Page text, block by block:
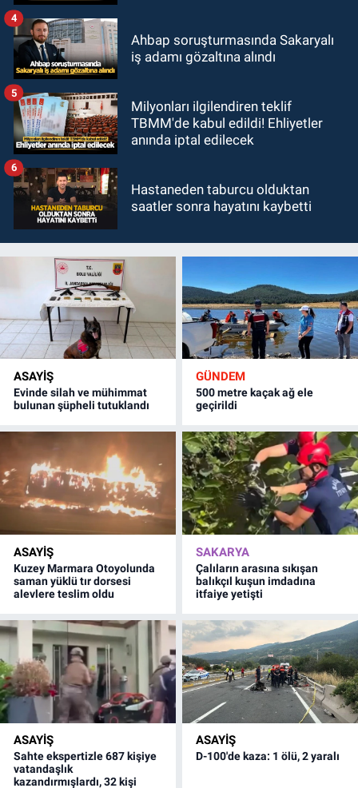
Ahbap soruşturmasında Sakaryalı
iş adamı gözaltına alındı
4
Milyonları ilgilendiren teklif
TBMM'de kabul edildi! Ehliyetler
anında iptal edilecek
5
Hastaneden taburcu olduktan
saatler sonra hayatını kaybetti
6
ASAYİŞ
Evinde silah ve mühimmat
bulunan şüpheli tutuklandı
GÜNDEM
500 metre kaçak ağ ele
geçirildi
ASAYİŞ
Kuzey Marmara Otoyolunda
saman yüklü tır dorsesi
alevlere teslim oldu
SAKARYA
Çalıların arasına sıkışan
balıkçıl kuşun imdadına
itfaiye yetişti
ASAYİŞ
Sahte ekspertizle 687 kişiye
vatandaşlık
kazandırmışlardı, 32 kişi
ASAYİŞ
D-100'de kaza: 1 ölü, 2 yaralı